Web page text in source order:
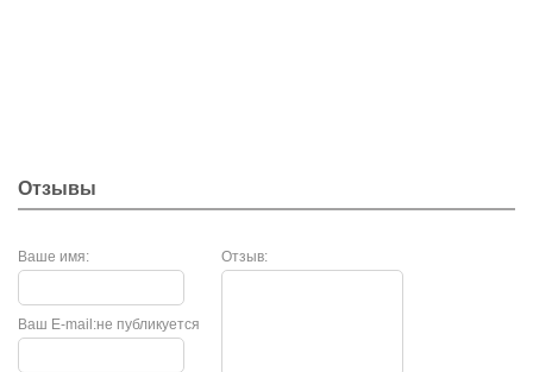
Отзывы
Ваше имя: Отзыв:
не публикуется
Ваш E-mail: